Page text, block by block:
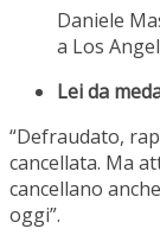
Daniele
a Los
Lei da
“Defraudato,
cancellata. Ma
cancellano
oggi”.